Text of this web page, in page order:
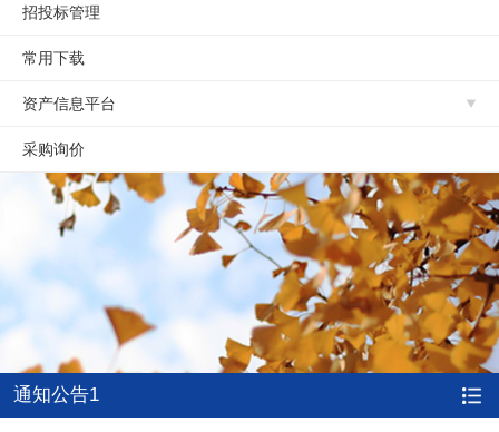
招投标管理
常用下载
资产信息平台
采购询价
通知公告1